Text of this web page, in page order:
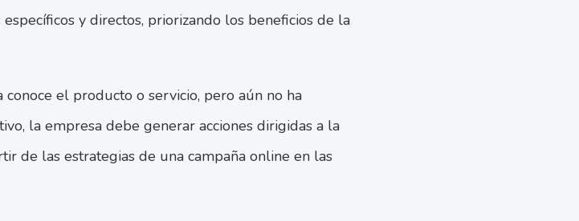
y directos, priorizando los beneficios de la
conoce el producto o servicio, pero aún no ha
la empresa debe generar acciones dirigidas a la
de las estrategias de una campaña online en las